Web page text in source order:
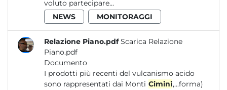
voluto partecipare...
NEWS
MONITORAGGI
Relazione Piano.pdf Scarica Relazione
Piano.pdf
Documento
I prodotti più recenti del vulcanismo acido
sono rappresentati dai Monti Cimini,...forma)